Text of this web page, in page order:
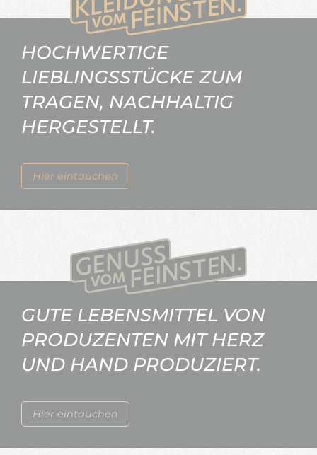
Hier eintauchen
HOCHWERTIGE
LIEBLINGSSTÜCKE ZUM
TRAGEN, NACHHALTIG
HERGESTELLT.
Hier eintauchen
GUTE LEBENSMITTEL VON
PRODUZENTEN MIT HERZ
UND HAND PRODUZIERT.